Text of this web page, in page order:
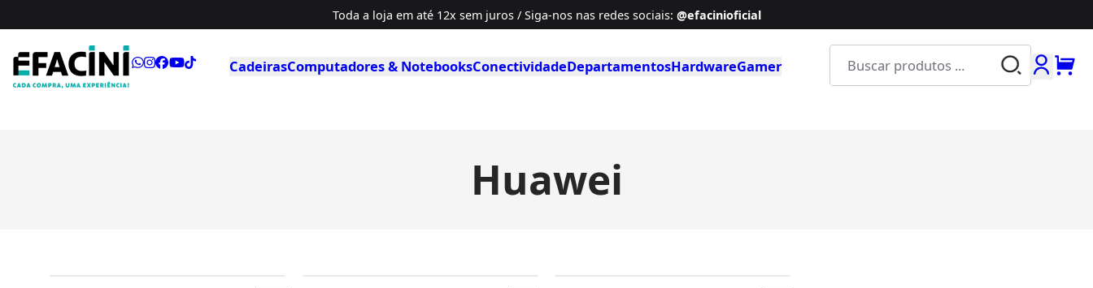
Toda a loja em até 12x sem juros / Siga-nosnas redes sociais: @efacinioficial
Buscar
CadeirasComputadores & NotebooksConectividadeDepartamentosHardwareGamer
Huawei